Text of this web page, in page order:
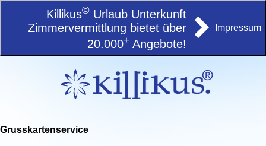
Killikus© Urlaub Unterkunft
Zimmervermittlung bietet über
20.000+ Angebote!
Impressum
Grusskartenservice